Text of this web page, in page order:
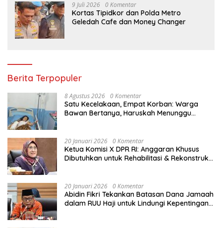
9 Juli 2026 0 Komentar
Kortas Tipidkor dan Polda Metro
Geledah Cafe dan Money Changer
Berita Terpopuler
8 Agustus 2026 0 Komentar
Satu Kecelakaan, Empat Korban: Warga
Bawan Bertanya, Haruskah Menunggu
20 Januari 2026 0 Komentar
Ketua Komisi X DPR RI: Anggaran Khusus
Dibutuhkan untuk Rehabilitasi & Rekonstruksi
20 Januari 2026 0 Komentar
Abidin Fikri Tekankan Batasan Dana Jamaah
dalam RUU Haji untuk Lindungi Kepentingan